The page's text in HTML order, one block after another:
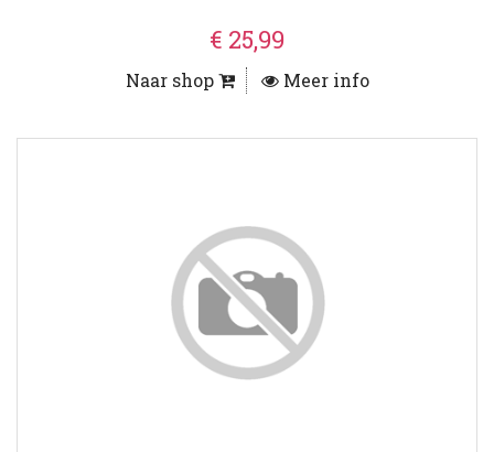
€ 25,99
Naar shop Meer info